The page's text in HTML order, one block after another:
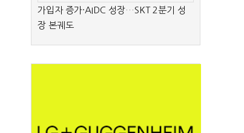
가입자 증가·AIDC 성장…SKT 2분기 성
장 본궤도